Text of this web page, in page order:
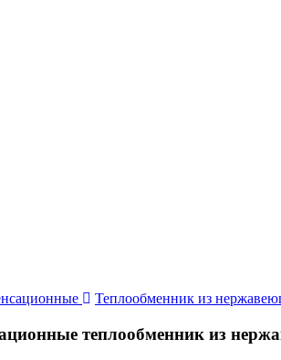
Теплообменник из
теплообменник из